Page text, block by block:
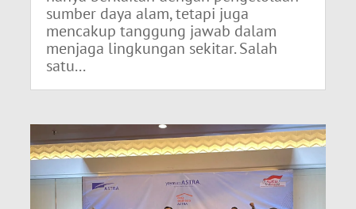
sumber daya alam, tetapi juga
mencakup tanggung jawab dalam
menjaga lingkungan sekitar. Salah
satu...